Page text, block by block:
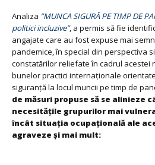
Analiza ”MUNCA SIGURĂ PE TIMP DE
politici incluzive”, a permis să fie
angajate care au fost expuse mai
pandemice, în special din perspectiva
constatărilor reliefate în cadrul acestei
bunelor practici internaționale
siguranță la locul muncii pe timp de
de măsuri propuse să se alinieze
necesitățile grupurilor mai
încât situația ocupațională ale
agraveze și mai mult: